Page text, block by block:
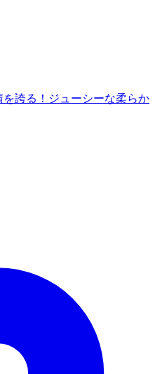
誇る！ジューシーな柔らか